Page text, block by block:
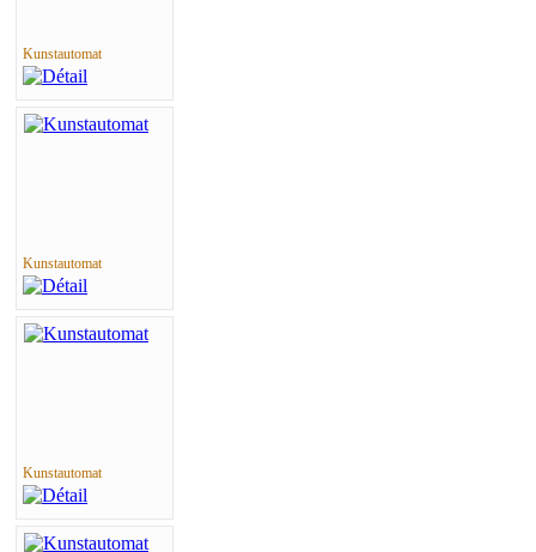
Kunstautomat
Kunstautomat
Kunstautomat